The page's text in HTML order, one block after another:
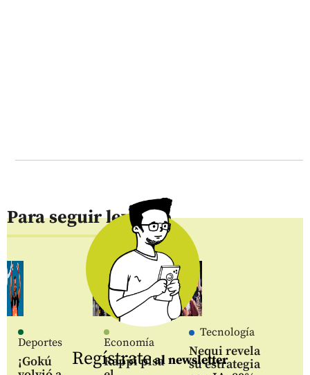
Para seguir leyendo
Deportes
¡Gokú
Economía
Rappi pisa
Tecnología
Nequi revela
su estrategia
Regístrateal newsletter